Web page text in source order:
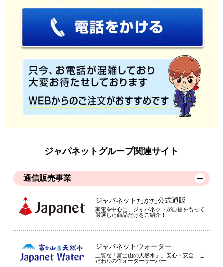
炊飯器を移動させることがあるのでその際に炊飯器が重く感じ
ました。お米の炊き上がりはふわっと、甘みがでて、美味しか
ったです。
大阪府60代N.A様
炊飯器でお米の美味しさが変わることに
驚いた
で変わるとは思いませんでした。
（香川県70代N.M様
想像以上の美味しさ
想像以上にごはんがが美味しく炊けるので買い換えして正解で
した！
ジャパネットグループ関連サイト
通信販売事業
ジャパネットたかた公式通販
家電を中心に、ジャパネットが自信をもって
厳選した商品だけをご紹介！
ジャパネットウォーター
上質な「富士山の天然水」。安心・安全、こ
だわりのウォーターサーバー